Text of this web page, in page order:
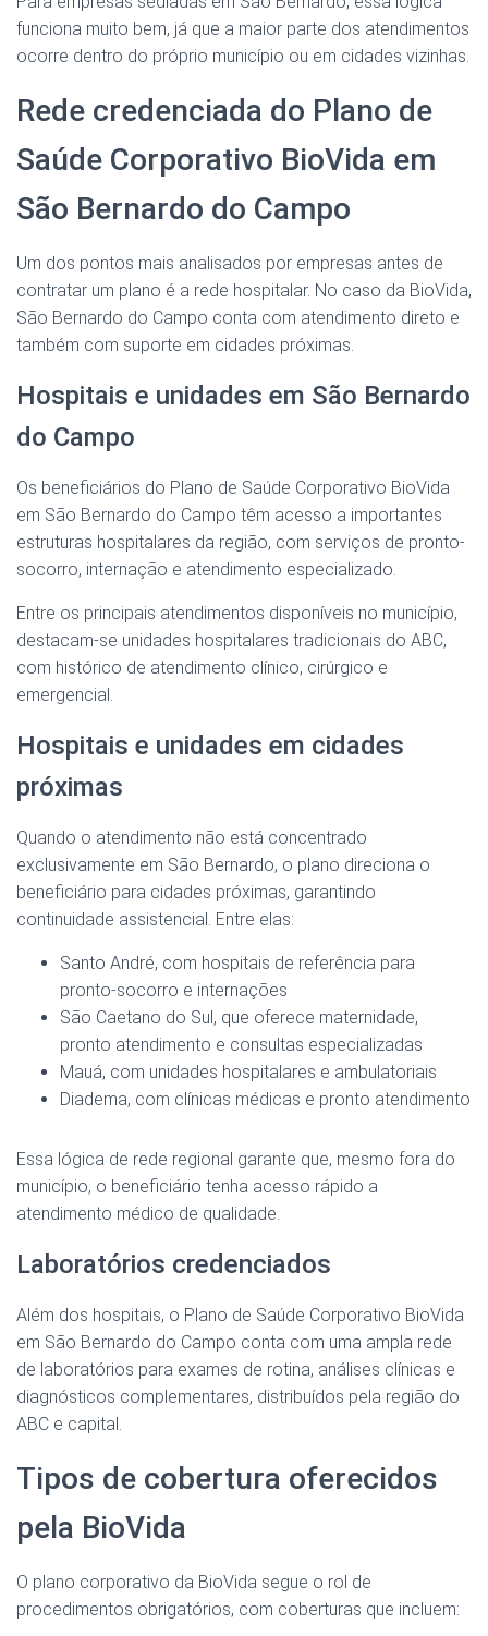
funciona muito bem, já que a maior parte dos atendimentos
ocorre dentro do próprio município ou em cidades vizinhas.
Rede credenciada do Plano de
Saúde Corporativo BioVida em
São Bernardo do Campo
Um dos pontos mais analisados por empresas antes de
contratar um plano é a rede hospitalar. No caso da BioVida,
São Bernardo do Campo conta com atendimento direto e
também com suporte em cidades próximas.
Hospitais e unidades em São Bernardo
do Campo
Os beneficiários do Plano de Saúde Corporativo BioVida
em São Bernardo do Campo têm acesso a importantes
estruturas hospitalares da região, com serviços de pronto-
socorro, internação e atendimento especializado.
Entre os principais atendimentos disponíveis no município,
destacam-se unidades hospitalares tradicionais do ABC,
com histórico de atendimento clínico, cirúrgico e
emergencial.
Hospitais e unidades em cidades
próximas
Quando o atendimento não está concentrado
exclusivamente em São Bernardo, o plano direciona o
beneficiário para cidades próximas, garantindo
continuidade assistencial. Entre elas:
Santo André, com hospitais de referência para
pronto-socorro e internações
São Caetano do Sul, que oferece maternidade,
pronto atendimento e consultas especializadas
Mauá, com unidades hospitalares e ambulatoriais
Diadema, com clínicas médicas e pronto atendimento
Essa lógica de rede regional garante que, mesmo fora do
município, o beneficiário tenha acesso rápido a
atendimento médico de qualidade.
Laboratórios credenciados
Além dos hospitais, o Plano de Saúde Corporativo BioVida
em São Bernardo do Campo conta com uma ampla rede
de laboratórios para exames de rotina, análises clínicas e
diagnósticos complementares, distribuídos pela região do
ABC e capital.
Tipos de cobertura oferecidos
pela BioVida
O plano corporativo da BioVida segue o rol de
procedimentos obrigatórios, com coberturas que incluem: